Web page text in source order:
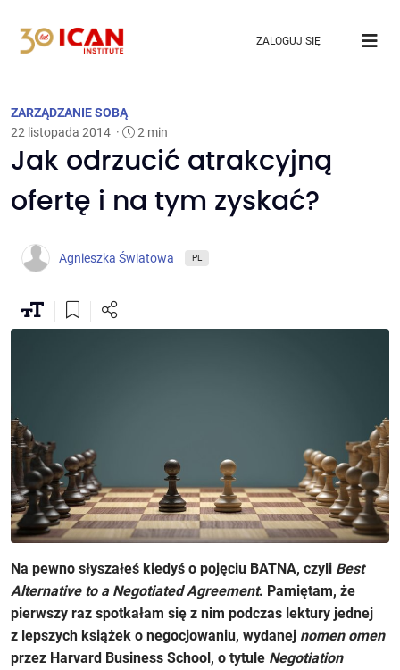
ZALOGUJ SIĘ
ZARZĄDZANIE SOBĄ
22 listopada 2014 · 2 min
Jak odrzucić atrakcyjną
ofertę i na tym zyskać?
Agnieszka Światowa PL
Na pewno słyszałeś kiedyś o pojęciu BATNA, czyli Best
Alternative to a Negotiated Agreement. Pamiętam, że
pierwszy raz spotkałam się z nim podczas lektury jednej
z lepszych książek o negocjowaniu, wydanej nomen omen
przez Harvard Business School, o tytule Negotiation